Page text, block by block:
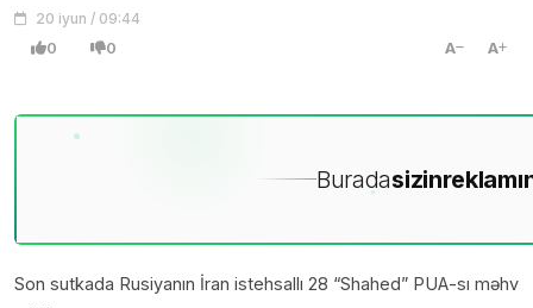
20 iyun / 09:44
0 0 A A
Buradasizin
Son sutkada Rusiyanın İran istehsallı 28 “Shahed” PUA-sı məhv